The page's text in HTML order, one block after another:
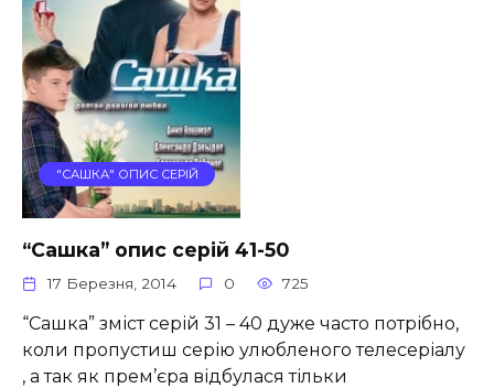
"САШКА" ОПИС СЕРІЙ
“Сашка” опис серій 41-50
17 Березня, 2014 0 725
“Сашка” зміст серій 31 – 40 дуже часто потрібно,
коли пропустиш серію улюбленого телесеріалу
, а так як прем’єра відбулася тільки